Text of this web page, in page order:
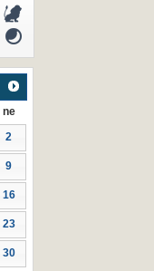
ne
2
9
16
23
30